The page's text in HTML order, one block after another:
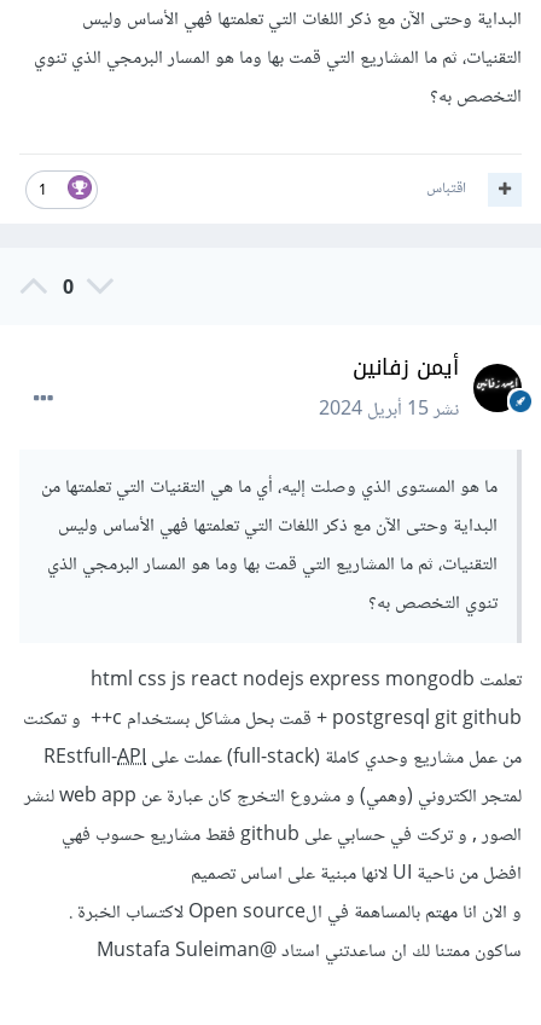
البداية وحتى الآن مع ذكر اللغات التي تعلمتها فهي الأساس وليس
التقنيات، ثم ما المشاريع التي قمت بها وما هو المسار البرمجي الذي تنوي
التخصص به؟
1 اقتباس
0
أيمن زفانين
نشر15 أبريل 2024
ما هو المستوى الذي وصلت إليه، أي ما هي التقنيات التي تعلمتها من
البداية وحتى الآن مع ذكر اللغات التي تعلمتها فهي الأساس وليس
التقنيات، ثم ما المشاريع التي قمت بها وما هو المسار البرمجي الذي
تنوي التخصص به؟
تعلمت html css js react nodejs express mongodb
postgresql git github + قمت بحل مشاكل بستخدام c++ و تمكنت
من عمل مشاريع وحدي كاملة (full-stack) عملت على REstfull-
API
لمتجر الكتروني (وهمي) و مشروع التخرج كان عبارة عن web app لنشر
الصور , و تركت في حسابي على github فقط مشاريع حسوب فهي
افضل من ناحية UI لانها مبنية على اساس تصميم
و الان انا مهتم بالمساهمة في الOpen source لاكتساب الخبرة .
ساكون ممتنا لك ان ساعدتني استاد@Mustafa Suleiman